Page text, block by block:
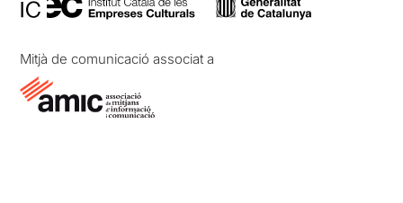
Mitjà de comunicació associat a